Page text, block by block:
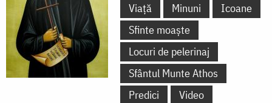
Viață Minuni
Icoane
Sfinte moaște
Locuri de pelerinaj
Sfântul Munte Athos
Predici
Video